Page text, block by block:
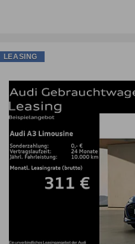
LEASING